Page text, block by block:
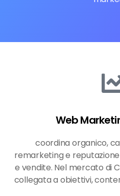
Web
coordina organico,
remarketing e
e vendite. Nel mercato di
collegata a obiettivi,